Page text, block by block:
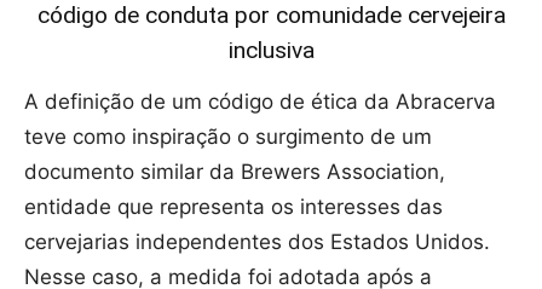
código de conduta por comunidade cervejeira
inclusiva
A definição de um código de ética da Abracerva
teve como inspiração o surgimento de um
documento similar da Brewers Association,
entidade que representa os interesses das
cervejarias independentes dos Estados Unidos.
Nesse caso, a medida foi adotada após a